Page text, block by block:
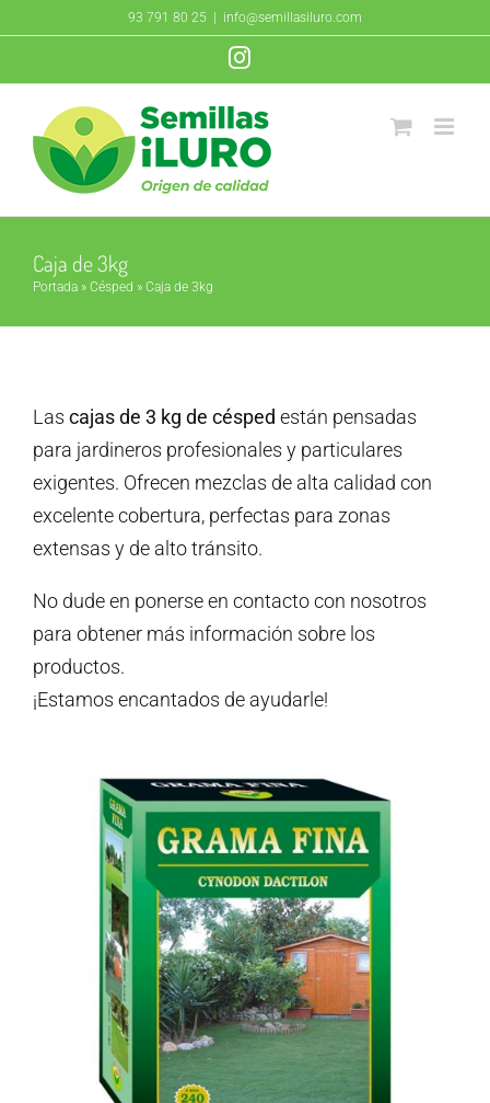
contenido
93 791 80 25 info@semillasiluro.com
Instagram
Caja de 3kg
Portada » Césped » Caja de 3kg
Las cajas de 3 kg de césped están pensadas
para jardineros profesionales y particulares
exigentes. Ofrecen mezclas de alta calidad con
excelente cobertura, perfectas para zonas
extensas y de alto tránsito.
No dude en ponerse en contacto con nosotros
para obtener más información sobre los
productos.
¡Estamos encantados de ayudarle!